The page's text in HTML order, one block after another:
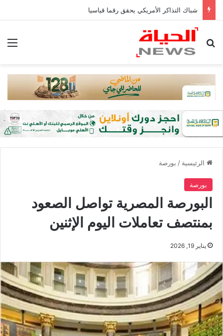
شباك التذاكر الأمريكي يحقق رقما قياسيا
بحث عن
الرئيسية / بورصة
بورصة
البورصة المصرية تواصل الصعود
بمنتصف تعاملات اليوم الإثنين
يناير 19, 2026